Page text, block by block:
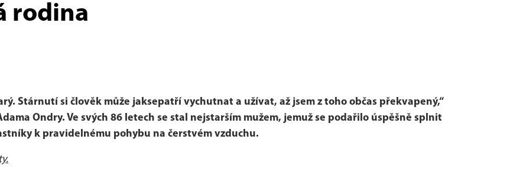
rodina
Stárnutí si člověk může jaksepatří vychutnat a užívat, až jsem z toho občas překvapený,“
Ondry. Ve svých 86 letech se stal nejstarším mužem, jemuž se podařilo úspěšně splnit
k pravidelnému pohybu na čerstvém vzduchu.